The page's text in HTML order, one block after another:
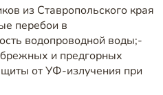
из Ставропольского края
перебои в
водопроводной воды;-
и предгорных
от УФ-излучения при